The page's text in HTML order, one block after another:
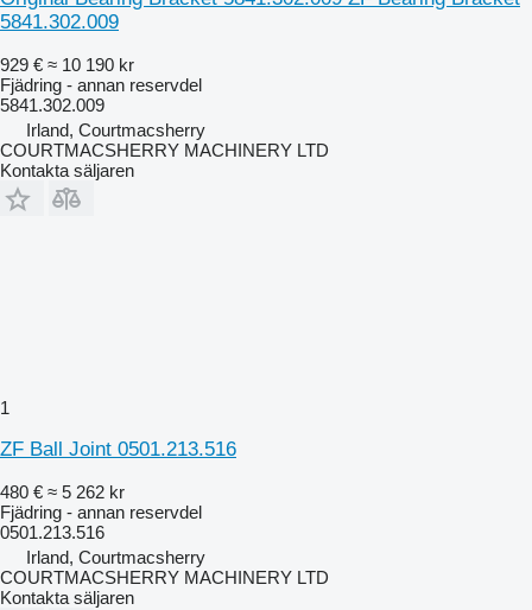
5841.302.009
929 € ≈ 10 190 kr
Fjädring - annan reservdel
5841.302.009
Irland, Courtmacsherry
COURTMACSHERRY MACHINERY LTD
Kontakta säljaren
1
ZF Ball Joint 0501.213.516
480 € ≈ 5 262 kr
Fjädring - annan reservdel
0501.213.516
Irland, Courtmacsherry
COURTMACSHERRY MACHINERY LTD
Kontakta säljaren